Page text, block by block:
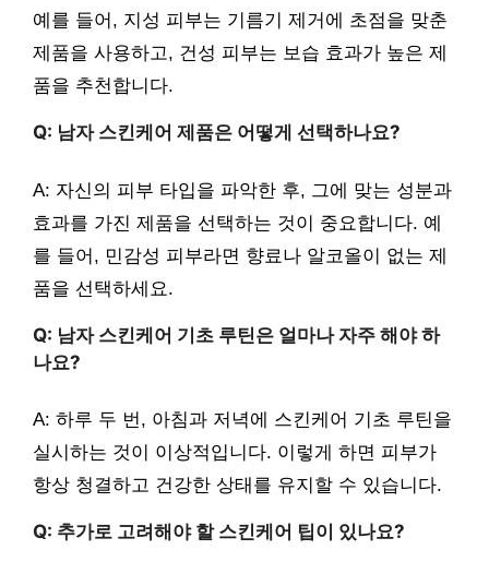
예를 들어, 지성 피부는 기름기 제거에 초점을 맞춘
제품을 사용하고, 건성 피부는 보습 효과가 높은 제
품을 추천합니다.
Q: 남자 스킨케어 제품은 어떻게 선택하나요?
A: 자신의 피부 타입을 파악한 후, 그에 맞는 성분과
효과를 가진 제품을 선택하는 것이 중요합니다. 예
를 들어, 민감성 피부라면 향료나 알코올이 없는 제
품을 선택하세요.
Q: 남자 스킨케어 기초 루틴은 얼마나 자주 해야 하
나요?
A: 하루 두 번, 아침과 저녁에 스킨케어 기초 루틴을
실시하는 것이 이상적입니다. 이렇게 하면 피부가
항상 청결하고 건강한 상태를 유지할 수 있습니다.
Q: 추가로 고려해야 할 스킨케어 팁이 있나요?